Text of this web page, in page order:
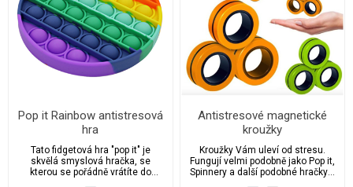
Pop it Rainbow antistresová
hra
Tato fidgetová hra "pop it" je
skvělá smyslová hračka, se
kterou se pořádně vrátíte do
Antistresové magnetické
kroužky
Kroužky Vám uleví od stresu.
Fungují velmi podobně jako Pop it,
Spinnery a další podobné hračky s